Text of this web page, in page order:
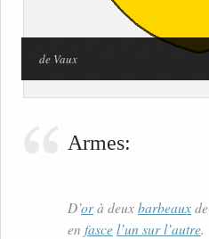
de Vaux
Armes:
D’orà deuxbarbeauxde
en fascel’un sur l’autre.